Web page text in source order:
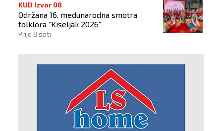
KUD Izvor 08
Održana 16. međunarodna smotra
folklora "Kiseljak 2026"
Prije 8 sati